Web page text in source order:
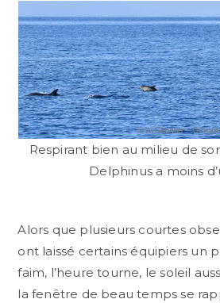
Respirant bien au milieu de
Delphinus a moins
Alors que plusieurs courtes
ont laissé certains équipiers un
faim, l’heure tourne, le soleil
la fenêtre de beau temps se